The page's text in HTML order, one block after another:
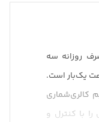
روزانه سه
یک‌بار است.
کالری‌شماری
با کنترل و